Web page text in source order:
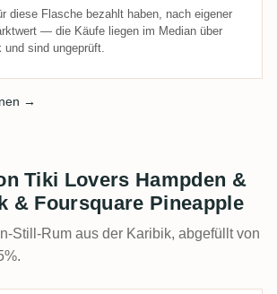
diese Flasche bezahlt haben, nach eigener
— die Käufe liegen im Median über
und sind ungeprüft.
→
Tiki Lovers Hampden &
& Foursquare Pineapple
Still-Rum aus der Karibik, abgefüllt von